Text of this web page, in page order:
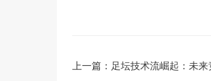
上一篇： 足坛技术流崛起：未